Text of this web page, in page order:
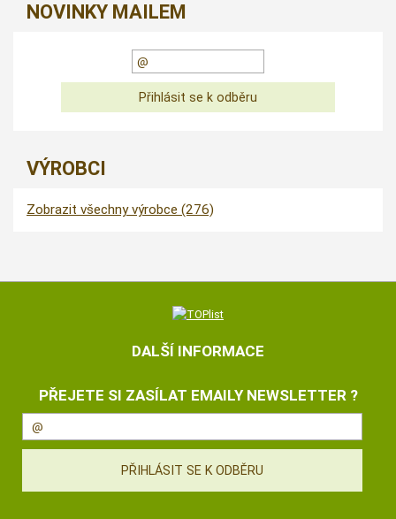
NOVINKY MAILEM
VÝROBCI
Zobrazit všechny výrobce (276)
DALŠÍ INFORMACE
PŘEJETE SI ZASÍLAT EMAILY NEWSLETTER ?